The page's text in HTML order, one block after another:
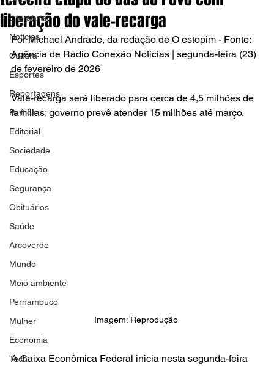
Literatura
Notícias
Cultura
Esportes
Reportagens
Política
Editorial
Sociedade
Educação
Segurança
Obituários
Saúde
Arcoverde
Mundo
Meio ambiente
Pernambuco
Mulher
Economia
Tech
liberação do vale-recarga
Por Michael Andrade, da redação de O estopim - Fonte:
Agência de Rádio Conexão Notícias | segunda-feira (23)
de fevereiro de 2026
Vale-recarga será liberado para cerca de 4,5 milhões de
famílias; governo prevê atender 15 milhões até março.
Imagem: Reprodução
A Caixa Econômica Federal inicia nesta segunda-feira